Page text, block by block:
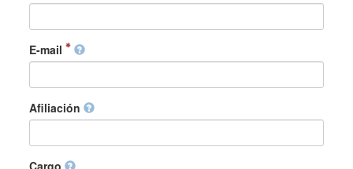
E-mail
Afiliación
Cargo